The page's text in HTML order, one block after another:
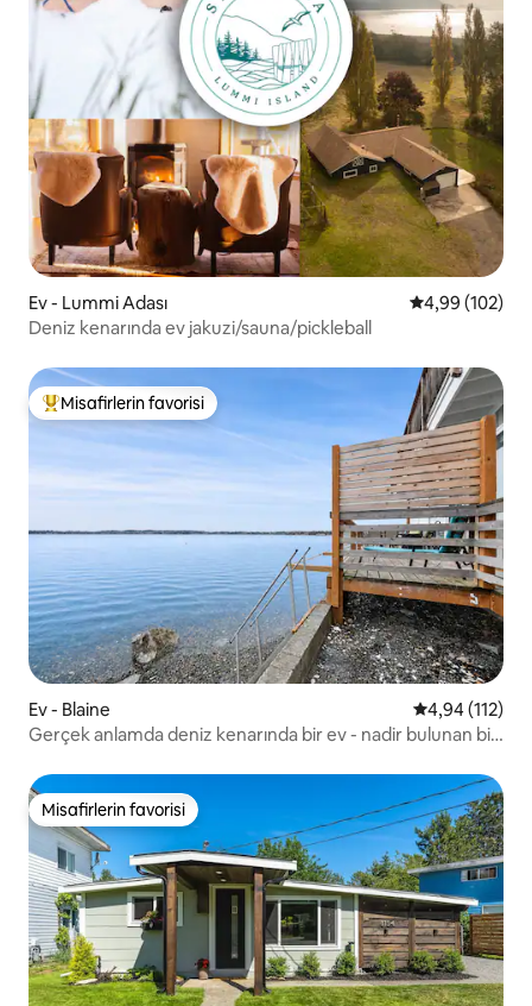
Ev - Lummi Adası 5 üzerinden
4,99 (102)
Deniz kenarında ev jakuzi/sauna/pickleball
Misafirlerin favorilerinden en beğenilenler arasında
Misafirlerin favorisi
Ev - Blaine 5 üzerinden
4,94 (112)
Gerçek anlamda deniz kenarında bir ev - nadir bulunan bir
Misafirlerin favorisi
Misafirlerin favorisi